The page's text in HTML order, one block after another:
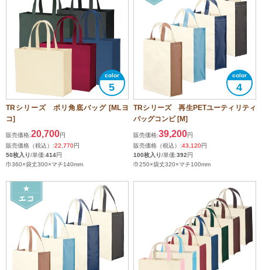
5
TRシリーズ ポリ角底バッグ [MLヨ
コ]
販売価格:20,700円
販売価格（税込）:22,770円
50枚入り/単価:414円
巾360×袋丈300×マチ140mm
4
TRシリーズ 再生PETユーティリティ
バッグコンビ [M]
販売価格:39,200円
販売価格（税込）:43,120円
100枚入り/単価:392円
巾250×袋丈320×マチ100mm